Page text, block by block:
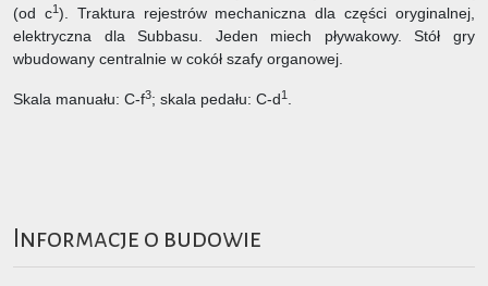
(od c1). Traktura rejestrów mechaniczna dla części oryginalnej,
elektryczna dla Subbasu. Jeden miech pływakowy. Stół gry
wbudowany centralnie w cokół szafy organowej.
Skala manuału: C-f3; skala pedału: C-d1
Informacje o budowie